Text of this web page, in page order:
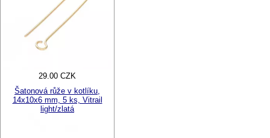
29.00 CZK
Šatonová růže v kotlíku,
14x10x6 mm, 5 ks, Vitrail
light/zlatá